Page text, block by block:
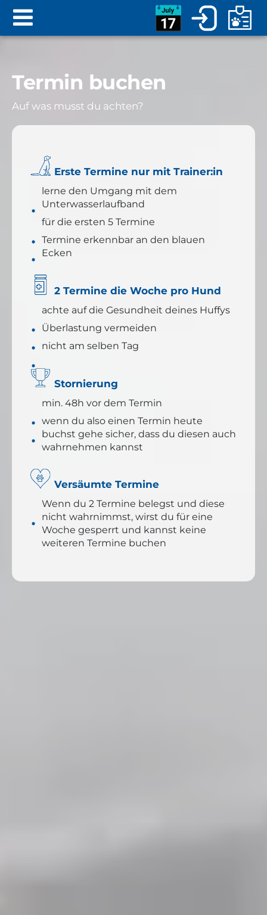
Termin buchen
Auf was musst du achten?
Erste Termine nur mit Trainer:in
lerne den Umgang mit dem
Unterwasserlaufband
für die ersten 5 Termine
Termine erkennbar an den blauen
Ecken
2 Termine die Woche pro Hund
achte auf die Gesundheit deines Huffys
Überlastung vermeiden
nicht am selben Tag
Stornierung
min. 48h vor dem Termin
wenn du also einen Termin heute
buchst gehe sicher, dass du diesen auch
wahrnehmen kannst
Versäumte Termine
Wenn du 2 Termine belegst und diese
nicht wahrnimmst, wirst du für eine
Woche gesperrt und kannst keine
weiteren Termine buchen